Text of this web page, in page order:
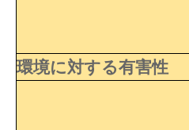
環境に対する有害性